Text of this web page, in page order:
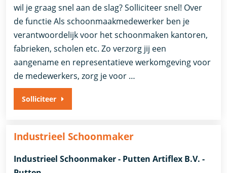
wil je graag snel aan de slag? Solliciteer snel! Over
de functie Als schoonmaakmedewerker ben je
verantwoordelijk voor het schoonmaken kantoren,
fabrieken, scholen etc. Zo verzorg jij een
aangename en representatieve werkomgeving voor
de medewerkers, zorg je voor …
Solliciteer
Industrieel Schoonmaker
Industrieel Schoonmaker - Putten Artiflex B.V. -